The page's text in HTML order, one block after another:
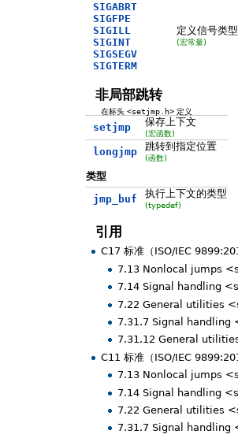
SIGABRT
SIGFPE
SIGILL
SIGINT
SIGSEGV
SIGTERM
定义信号类型
(宏常量)
非局部跳转
在标头<setjmp.h> 定义
setjmp 保存上下文
(宏函数)
longjmp 跳转到指定位置
(函数)
类型
jmp_buf
执行上下文的类型
(typedef)
引用
C17 标准（ISO/IEC
7.13 Nonlocal jumps
7.14 Signal handling
7.22 General utilities
7.31.7 Signal handling
7.31.12 General
C11 标准（ISO/IEC
7.13 Nonlocal jumps
7.14 Signal handling
7.22 General utilities
7.31.7 Signal handling